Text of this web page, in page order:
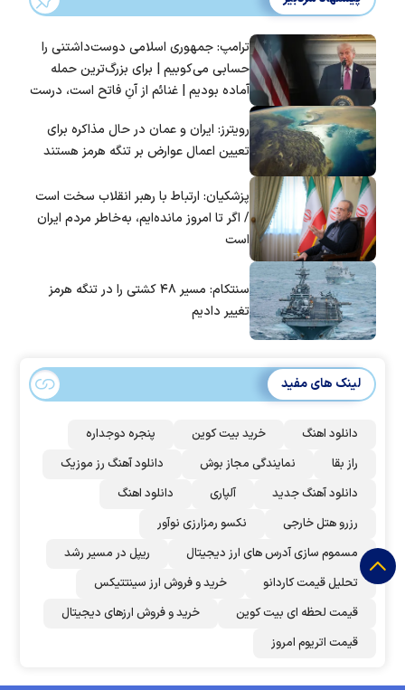
ترامپ: جمهوری اسلامی دوست‌داشتنی را
حسابی می‌کوبیم | برای بزرگ‌ترین حمله
آماده بودیم | غنائم از آنِ فاتح است، درست
رویترز: ایران و عمان در حال مذاکره برای
تعیین اعمال عوارض بر تنگه هرمز هستند
پزشکیان: ارتباط با رهبر انقلاب سخت است
/ اگر تا امروز مانده‌ایم، به‌خاطر مردم ایران
است
سنتکام: مسیر ۴۸ کشتی را در تنگه هرمز
تغییر دادیم
لینک های مفید
دانلود اهنگ خرید بیت کوین
پنجره دوجداره
راز بقا
نمایندگی مجاز بوش
دانلود آهنگ رز‌ موزیک
دانلود آهنگ جدید
آلپاری
دانلود اهنگ
رزرو هتل خارجی
نکسو رمزارزی نوآور
مسموم سازی آدرس های ارز دیجیتال
ریپل در مسیر رشد
تحلیل قیمت کاردانو
خرید و فروش ارز سینتتیکس
قیمت لحظه ای بیت کوین
خرید و فروش ارزهای دیجیتال
قیمت اتریوم امروز